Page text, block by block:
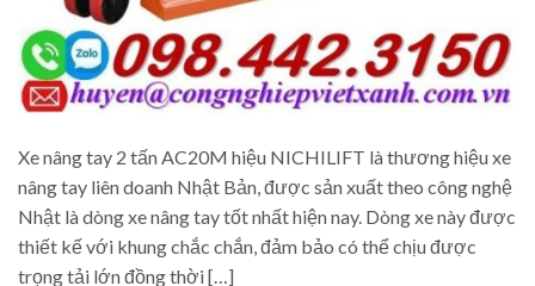
Xe nâng tay 2 tấn AC20M hiệu NICHILIFT là thương hiệu xe
nâng tay liên doanh Nhật Bản, được sản xuất theo công nghệ
Nhật là dòng xe nâng tay tốt nhất hiện nay. Dòng xe này được
thiết kế với khung chắc chắn, đảm bảo có thể chịu được
trọng tải lớn đồng thời […]